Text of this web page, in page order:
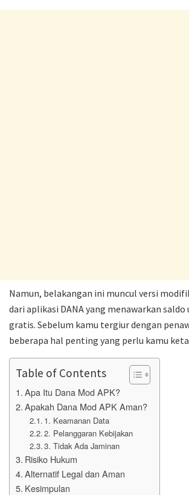
Namun, belakangan ini muncul versi
dari aplikasi DANA yang menawarkan
gratis. Sebelum kamu tergiur dengan
beberapa hal penting yang perlu kamu
Table of Contents
Apa Itu Dana Mod APK?
Apakah Dana Mod APK Aman?
1. Keamanan Data
2. Pelanggaran Kebijakan
3. Tidak Ada Jaminan
Risiko Hukum
Alternatif Legal dan Aman
Kesimpulan